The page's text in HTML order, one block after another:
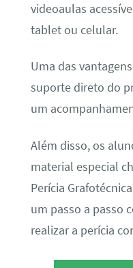
videoaulas
tablet ou celular.
Uma das
suporte direto do
um
Além disso, os
material especial
Perícia
um passo a passo
realizar a perícia